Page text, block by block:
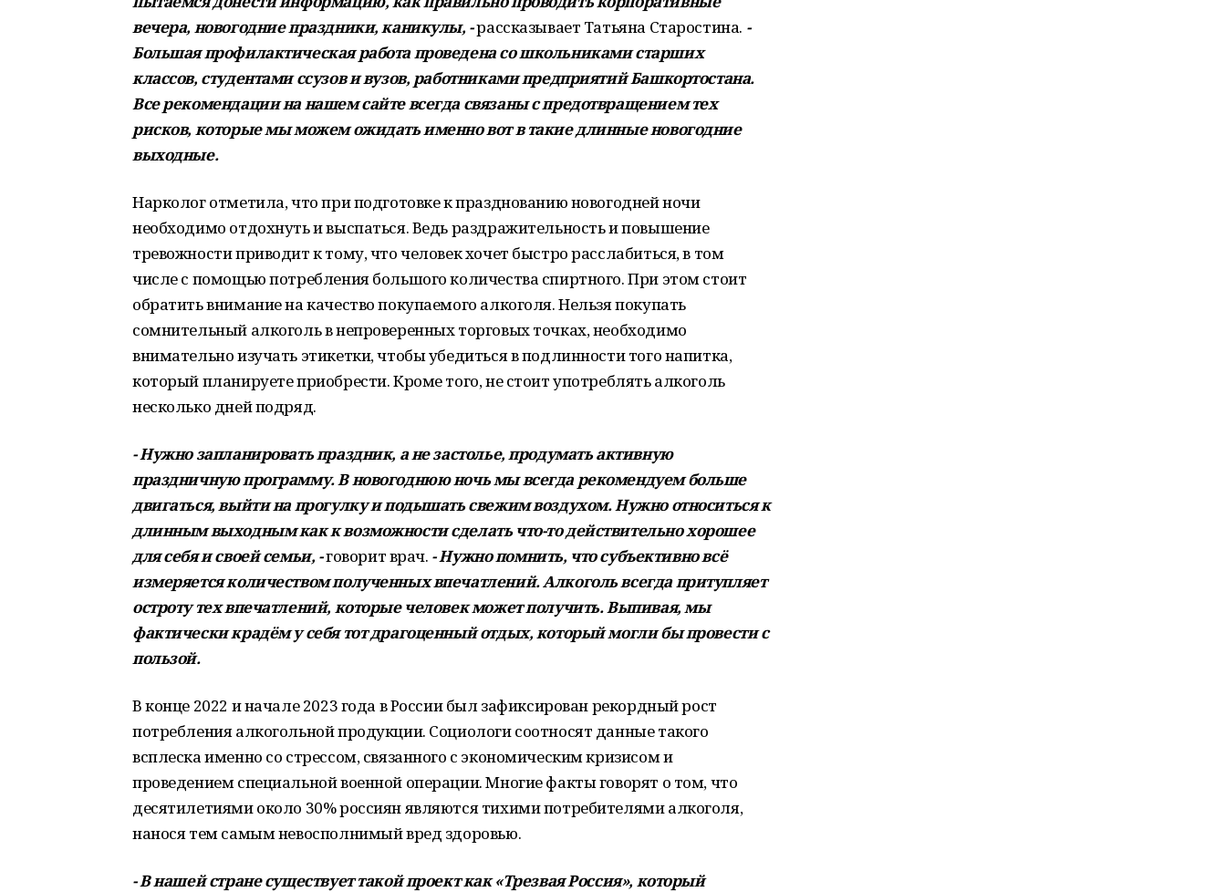
вечера, новогодние праздники, каникулы, -рассказывает Татьяна Старостина. -
Большая профилактическая работа проведена со школьниками старших
классов, студентами ссузов и вузов, работниками предприятий Башкортостана.
Все рекомендации на нашем сайте всегда связаны с предотвращением тех
рисков, которые мы можем ожидать именно вот в такие длинные новогодние
выходные.
Нарколог отметила, что при подготовке к празднованию новогодней ночи
необходимо отдохнуть и выспаться. Ведь раздражительность и повышение
тревожности приводит к тому, что человек хочет быстро расслабиться, в том
числе с помощью потребления большого количества спиртного. При этом стоит
обратить внимание на качество покупаемого алкоголя. Нельзя покупать
сомнительный алкоголь в непроверенных торговых точках, необходимо
внимательно изучать этикетки, чтобы убедиться в подлинности того напитка,
который планируете приобрести. Кроме того, не стоит употреблять алкоголь
несколько дней подряд.
- Нужно запланировать праздник, а не застолье, продумать активную
праздничную программу. В новогоднюю ночь мы всегда рекомендуем больше
двигаться, выйти на прогулку и подышать свежим воздухом. Нужно относиться к
длинным выходным как к возможности сделать что-то действительно хорошее
для себя и своей семьи, -говорит врач. - Нужно помнить, что субъективно всё
измеряется количеством полученных впечатлений. Алкоголь всегда притупляет
остроту тех впечатлений, которые человек может получить. Выпивая, мы
фактически крадём у себя тот драгоценный отдых, который могли бы провести с
пользой.
В конце 2022 и начале 2023 года в России был зафиксирован рекордный рост
потребления алкогольной продукции. Социологи соотносят данные такого
всплеска именно со стрессом, связанного с экономическим кризисом и
проведением специальной военной операции. Многие факты говорят о том, что
десятилетиями около 30% россиян являются тихими потребителями алкоголя,
нанося тем самым невосполнимый вред здоровью.
- В нашей стране существует такой проект как «Трезвая Россия», который